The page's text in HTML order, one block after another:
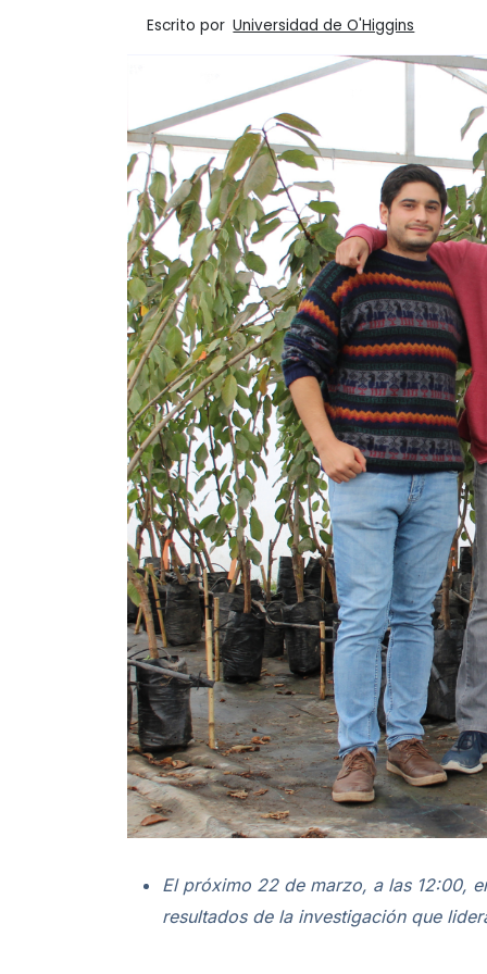
Escrito por Universidad de O'Higgins
El próximo 22 de marzo, a las 12:00,
resultados de la investigación que